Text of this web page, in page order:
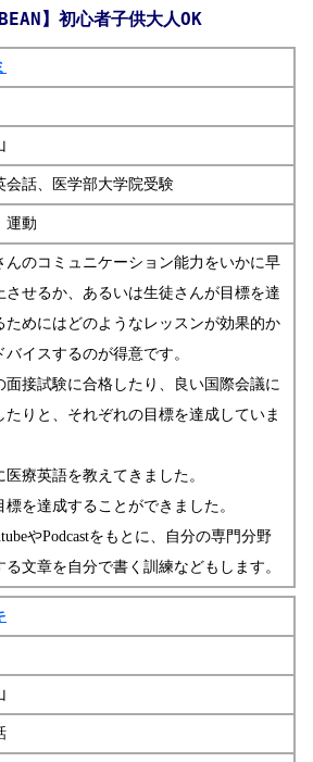
】初心者子供大人OK
会話、医学部大学院受験
運動
んのコミュニケーション能力をいかに早
させるか、あるいは生徒さんが目標を達
ためにはどのようなレッスンが効果的か
バイスするのが得意です。
面接試験に合格したり、良い国際会議に
たりと、それぞれの目標を達成していま
医療英語を教えてきました。
標を達成することができました。
やPodcastをもとに、自分の専門分野
る文章を自分で書く訓練などもします。